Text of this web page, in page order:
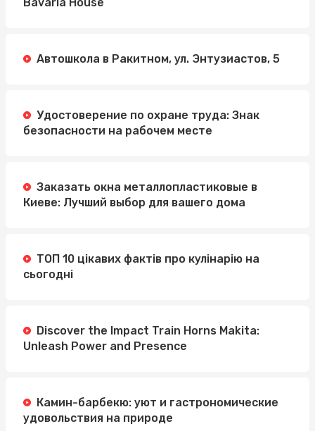
Автошкола в Ракитном, ул. Энтузиастов, 5
Удостоверение по охране труда: Знак
безопасности на рабочем месте
Заказать окна металлопластиковые в
Киеве: Лучший выбор для вашего дома
ТОП 10 цікавих фактів про кулінарію на
сьогодні
Discover the Impact Train Horns Makita:
Unleash Power and Presence
Камин-барбекю: уют и гастрономические
удовольствия на природе